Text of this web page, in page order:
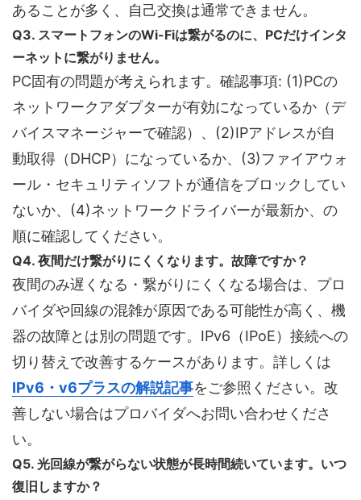
あることが多く、自己交換は通常できません。
Q3. スマートフォンのWi-Fiは繋がるのに、PCだけインタ
ーネットに繋がりません。
PC固有の問題が考えられます。確認事項: (1)PCの
ネットワークアダプターが有効になっているか（デ
バイスマネージャーで確認）、(2)IPアドレスが自
動取得（DHCP）になっているか、(3)ファイアウォ
ール・セキュリティソフトが通信をブロックしてい
ないか、(4)ネットワークドライバーが最新か、の
順に確認してください。
Q4. 夜間だけ繋がりにくくなります。故障ですか？
夜間のみ遅くなる・繋がりにくくなる場合は、プロ
バイダや回線の混雑が原因である可能性が高く、機
器の故障とは別の問題です。IPv6（IPoE）接続への
切り替えで改善するケースがあります。詳しくは
IPv6・v6プラスの解説記事をご参照ください。改
善しない場合はプロバイダへお問い合わせくださ
い。
Q5. 光回線が繋がらない状態が長時間続いています。いつ
復旧しますか？